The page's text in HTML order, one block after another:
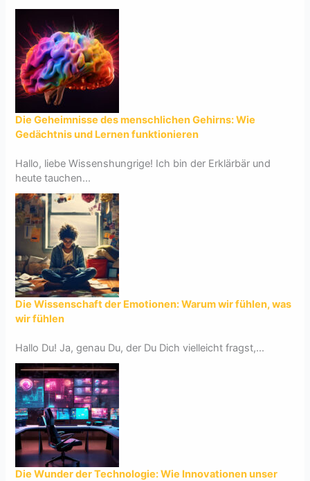
Die Geheimnisse des menschlichen Gehirns: Wie
Gedächtnis und Lernen funktionieren
Hallo, liebe Wissenshungrige! Ich bin der Erklärbär und
heute tauchen...
Die Wissenschaft der Emotionen: Warum wir fühlen, was
wir fühlen
Hallo Du! Ja, genau Du, der Du Dich vielleicht fragst,...
Die Wunder der Technologie: Wie Innovationen unser